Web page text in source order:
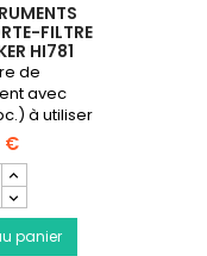
FILTRE
HI781
de
avec
à utiliser
HI781 de
gamme
€
panier